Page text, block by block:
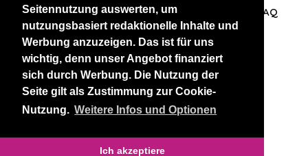
Seitennutzung auswerten, um
nutzungsbasiert redaktionelle Inhalte und
Werbung anzuzeigen. Das ist für uns
wichtig, denn unser Angebot finanziert
sich durch Werbung. Die Nutzung der
Seite gilt als Zustimmung zur Cookie-
Nutzung. Weitere Infos und Optionen
Ich akzeptiere
Nehmen Sie Kontakt mit uns auf FAQ
Unsere anderen Websites
BlackAndBeauties RussianKisses
Copyright 2026 thaidatevip